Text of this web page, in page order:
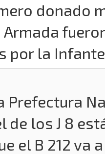
donado
por la
Prefectura
de los J 8
el B 212 va